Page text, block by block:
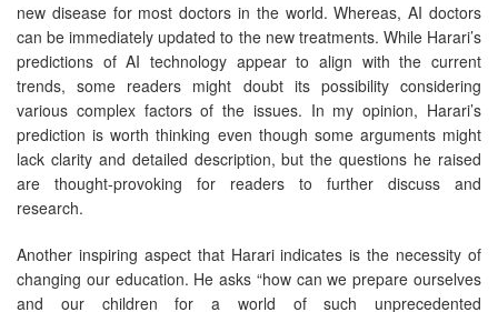
new disease for most doctors in the world. Whereas, AI doctors
can be immediately updated to the new treatments. While Harari’s
predictions of AI technology appear to align with the current
trends, some readers might doubt its possibility considering
various complex factors of the issues. In my opinion, Harari’s
prediction is worth thinking even though some arguments might
lack clarity and detailed description, but the questions he raised
are thought-provoking for readers to further discuss and
research.
Another inspiring aspect that Harari indicates is the necessity of
changing our education. He asks “how can we prepare ourselves
and our children for a world of such unprecedented